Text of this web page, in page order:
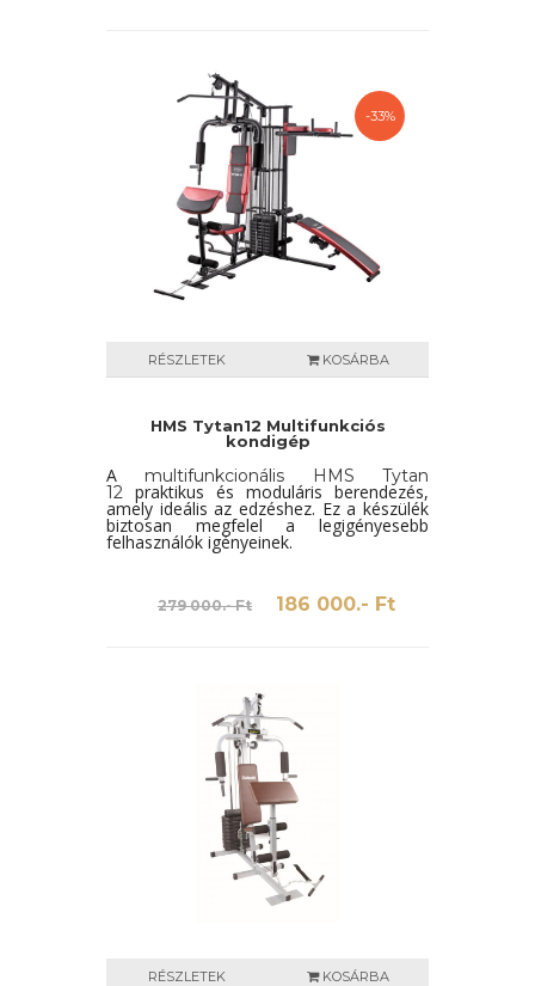
-33%
RÉSZLETEK KOSÁRBA
HMS Tytan12 Multifunkciós
kondigép
A multifunkcionális HMS Tytan
12 praktikus és moduláris berendezés,
amely ideális az edzéshez. Ez a készülék
biztosan megfelel a legigényesebb
felhasználók igényeinek.
279 000.- Ft 186 000.- Ft
RÉSZLETEK KOSÁRBA